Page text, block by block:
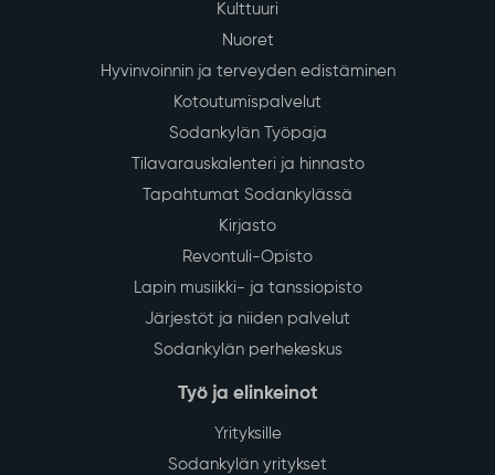
Kulttuuri
Nuoret
Hyvinvoinnin ja terveyden edistäminen
Kotoutumispalvelut
Sodankylän Työpaja
Tilavarauskalenteri ja hinnasto
Tapahtumat Sodankylässä
Kirjasto
Revontuli-Opisto
Lapin musiikki- ja tanssiopisto
Järjestöt ja niiden palvelut
Sodankylän perhekeskus
Työ ja elinkeinot
Yrityksille
Sodankylän yritykset